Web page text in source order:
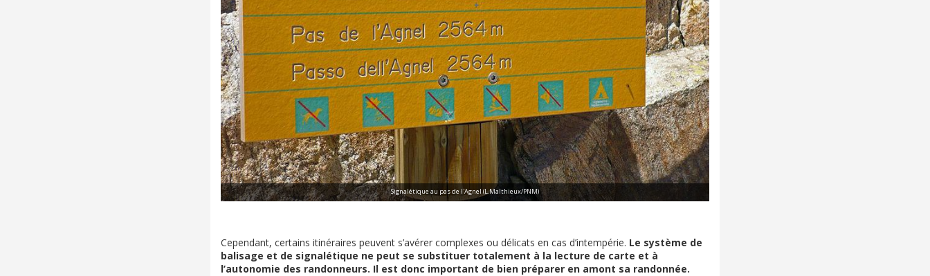
Signalétique au pas de l'Agnel (L.Malthieux/PNM)
Cependant, certains itinéraires peuvent s’avérer complexes ou délicats en cas d’intempérie. Le système de
balisage et de signalétique ne peut se substituer totalement à la lecture de carte et à
l’autonomie des randonneurs. Il est donc important de bien préparer en amont sa randonnée.